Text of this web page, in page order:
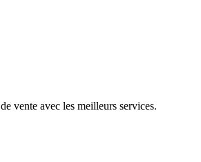
de vente avec les meilleurs services.